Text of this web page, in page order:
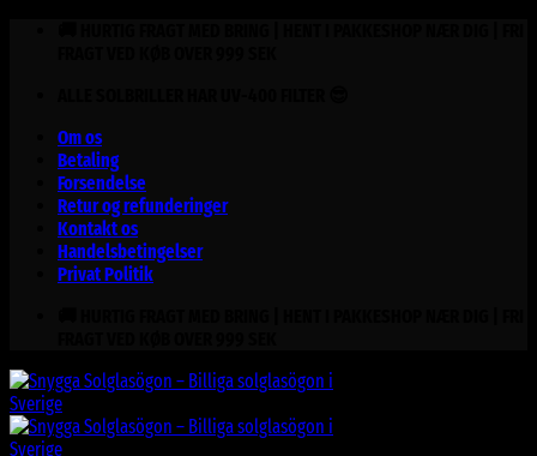
Om os
Betaling
Forsendelse
Retur og refunderinger
Kontakt os
Handelsbetingelser
Privat Politik